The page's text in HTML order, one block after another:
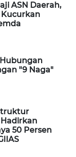
ASN Daerah,
"9 Naga"
50 Persen